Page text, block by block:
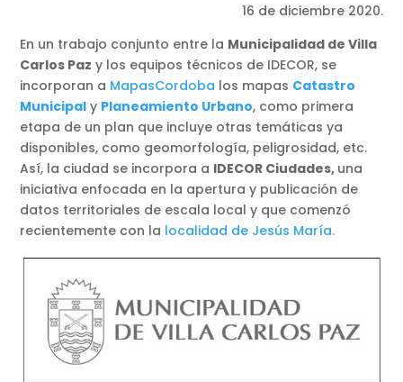
16 de diciembre 2020.
En un trabajo conjunto entre la Municipalidad de Villa
Carlos Paz y los equipos técnicos de IDECOR, se
incorporan a MapasCordoba los mapas Catastro
Municipal y Planeamiento Urbano, como primera
etapa de un plan que incluye otras temáticas ya
disponibles, como geomorfología, peligrosidad, etc.
Así, la ciudad se incorpora a IDECOR Ciudades, una
iniciativa enfocada en la apertura y publicación de
datos territoriales de escala local y que comenzó
recientemente con la localidad de Jesús María.